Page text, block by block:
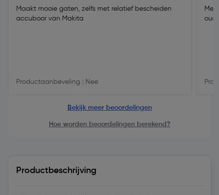
Maakt mooie gaten, zelfs met relatief bescheiden
accuboor van Makita
Productaanbeveling : Nee
Met
Bekijk meer beoordelingen
Hoe worden beoordelingen berekend?
Productbeschrijving